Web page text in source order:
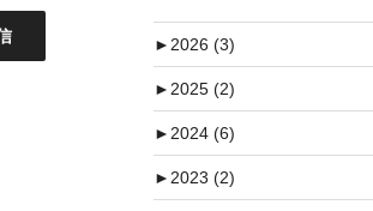
►2026 (3)
►2025 (2)
►2024 (6)
►2023 (2)